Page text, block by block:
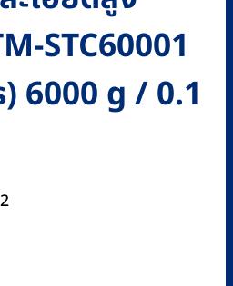
STC60001
6000 g / 0.1